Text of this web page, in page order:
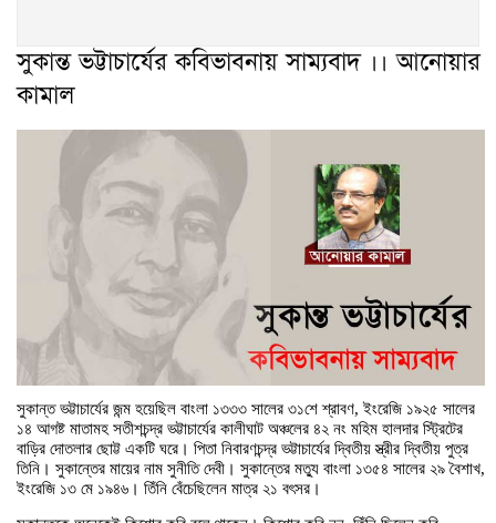
সুকান্ত ভট্টাচার্যের কবিভাবনায় সাম্যবাদ ।। আনোয়ার
কামাল
সুকান্ত ভট্টাচার্যের জন্ম হয়েছিল বাংলা ১৩৩৩ সালের ৩১শে শ্রাবণ, ইংরেজি ১৯২৫ সালের
১৪ আগষ্ট মাতামহ সতীশচন্দ্র ভট্টাচার্যের কালীঘাট অঞ্চলের ৪২ নং মহিম হালদার স্ট্রিটের
বাড়ির দোতলার ছোট্ট একটি ঘরে। পিতা নিবারণচন্দ্র ভট্টাচার্যের দ্বিতীয় স্ত্রীর দ্বিতীয় পুত্র
তিনি। সুকান্তের মায়ের নাম সুনীতি দেবী। সুকান্তের মত্যু বাংলা ১৩৫৪ সালের ২৯ বৈশাখ,
ইংরেজি ১৩ মে ১৯৪৬। তিঁনি বেঁচেছিলেন মাত্র ২১ বৎসর।